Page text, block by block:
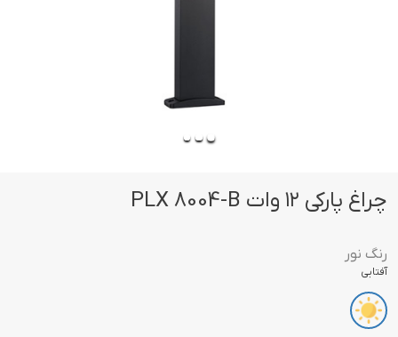
چراغ پارکی ۱۲ وات PLX 8004-B
رنگ نور
آفتابی